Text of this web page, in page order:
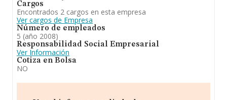
Cargos
Encontrados 2 cargos en esta empresa
Ver cargos de Empresa
Número de empleados
5 (año 2008)
Responsabilidad Social Empresarial
Ver Información
Cotiza en Bolsa
NO